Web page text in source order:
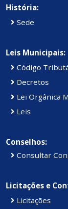
História:
Sede
Leis Municipais:
Código
Decretos
Lei Orgânica
Leis
Conselhos:
Consultar
Licitações e
Licitações